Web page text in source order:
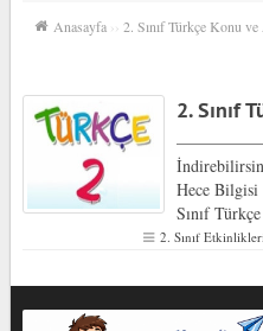
Anasayfa ›› 2. Sınıf Türkçe Konu
2. Sınıf
——————-
Hece Bilgisi
Sınıf
2. Sınıf